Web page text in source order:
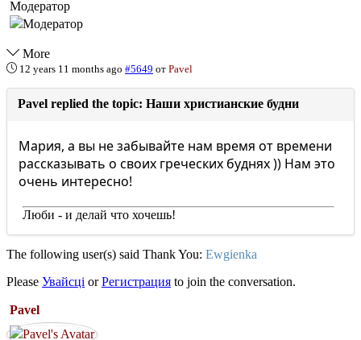
Модератор
More
12 years 11 months ago #5649 от Pavel
Pavel replied the topic: Наши христианские будни
Мария, а вы не забывайте нам время от времени
рассказывать о своих греческих буднях )) Нам это
очень интересно!
Люби - и делай что хочешь!
The following user(s) said Thank You: Ewgienka
Please Увайсці orРегистрация to join the conversation.
Pavel